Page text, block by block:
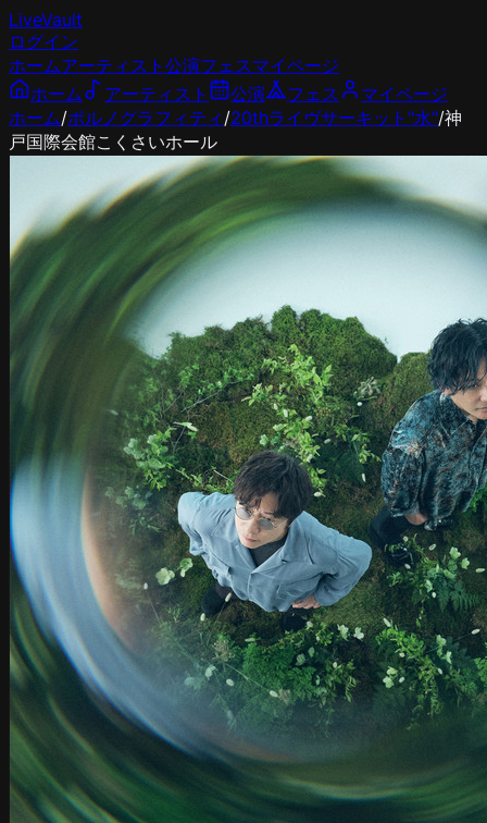
LiveVault
ログイン
ホームアーティスト 公演フェスマイページ
ホーム
アーティスト 公演 フェス
マイページ
ホーム/ポルノグラフィティ /20thライヴサーキット"水"/神
戸国際会館こくさいホール